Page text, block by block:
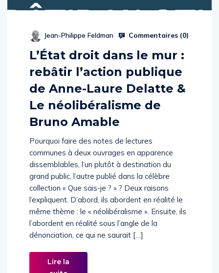
Jean-Philippe Feldman Commentaires (0)
L’État droit dans le mur :
rebâtir l’action publique
de Anne-Laure Delatte &
Le néolibéralisme de
Bruno Amable
Pourquoi faire des notes de lectures
communes à deux ouvrages en apparence
dissemblables, l’un plutôt à destination du
grand public, l’autre publié dans la célèbre
collection « Que sais-je ? » ? Deux raisons
l’expliquent. D’abord, ils abordent en réalité le
même thème : le « néolibéralisme ». Ensuite, ils
l’abordent en réalité sous l’angle de la
dénonciation, ce qui ne saurait […]
Lire la